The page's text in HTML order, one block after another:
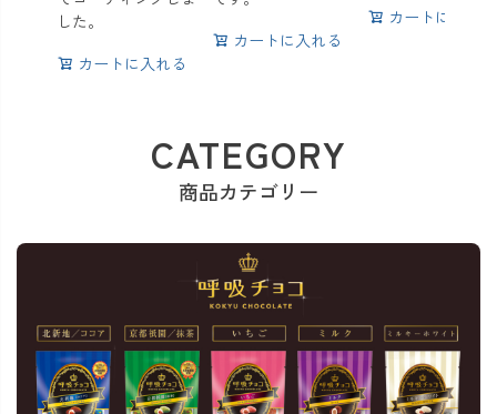
した。
カートに入れる
カートに入れる
カートに入れる
CATEGORY
商品カテゴリー